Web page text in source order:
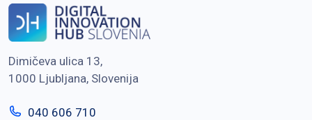
Dimičeva ulica 13,
1000 Ljubljana, Slovenija
040 606 710